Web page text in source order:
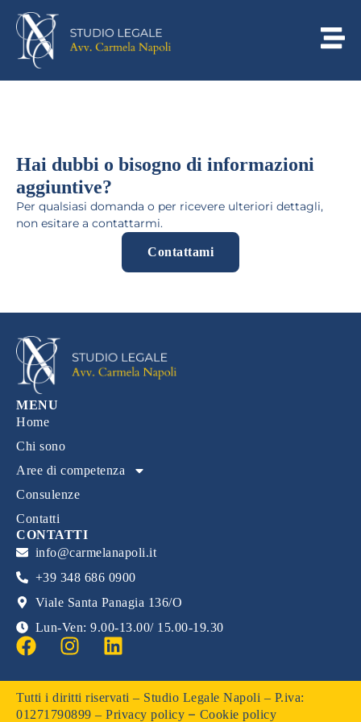
Contattami
Hai dubbi o bisogno di informazioni
aggiuntive?
Per qualsiasi domanda o per ricevere ulteriori dettagli,
non esitare a contattarmi.
MENU
Home
Chi sono
Aree di competenza
Consulenze
Contatti
CONTATTI
info@carmelanapoli.it
+39 348 686 0900
Viale Santa Panagia 136/O
Lun-Ven: 9.00-13.00/ 15.00-19.30
Tutti i diritti riservati – Studio Legale Napoli – P.iva:
01271790899 – Privacy policy – Cookie policy